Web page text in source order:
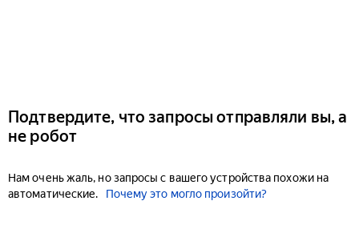
Подтвердите, что запросы отправляли вы, а
не робот
Нам очень жаль, но запросы с вашего устройства похожи на
автоматические.
Почему это могло произойти?